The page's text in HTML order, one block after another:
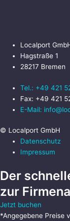
Localport
Hagstraße 1
28217 Bremen
Tel.: +49 421
Fax: +49 421
E-Mail:
© Localport GmbH
Datenschutz
Impressum
Der
zur
Jetzt buchen
*Angegebene Preise